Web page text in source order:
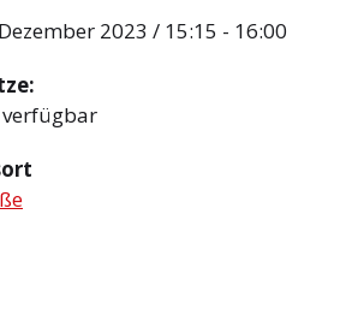
2023 / 15:15 - 16:00
verfügbar